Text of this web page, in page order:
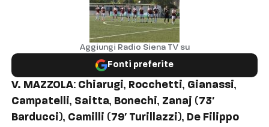
Aggiungi Radio Siena TV su
Fonti preferite
V. MAZZOLA: Chiarugi, Rocchetti, Gianassi,
Campatelli, Saitta, Bonechi, Zanaj (73′
Barducci), Camilli (79′ Turillazzi), De Filippo